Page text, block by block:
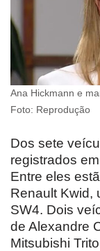
Ana Hickmann e
Foto: Reprodução
Dos sete
registrados
Entre eles
Renault Kwid,
SW4. Dois
de Alexandre
Mitsubishi